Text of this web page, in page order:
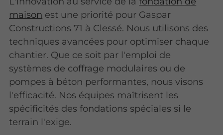
maison est une priorité pour Gaspar
Constructions 71 à Clessé. Nous utilisons des
techniques avancées pour optimiser chaque
chantier. Que ce soit par l'emploi de
systèmes de coffrage modulaires ou de
pompes à béton performantes, nous visons
l'efficacité. Nos équipes maîtrisent les
spécificités des fondations spéciales si le
terrain l'exige.